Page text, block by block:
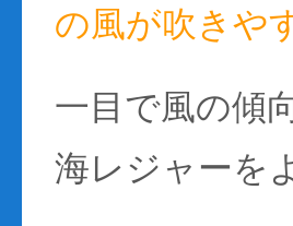
の風が吹きや
一目で風の傾
海レジャーを